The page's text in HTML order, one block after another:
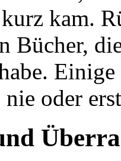
kam.
Bücher,
oder